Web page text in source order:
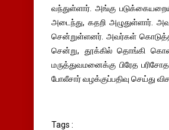
வந்துள்ளார். அங்கு
அடைந்து, கதறி அழுதுள்ளார்.
சென்றுள்ளனர். அவர்கள் கொடுத்த
சென்று, தூக்கில் தொங்கி
மருத்துவமனைக்கு பிரேத
போலீசார் வழக்குப்பதிவு செய்து
Tags :